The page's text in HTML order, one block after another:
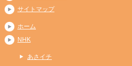
サイトマップ
ホーム
NHK
あさイチ